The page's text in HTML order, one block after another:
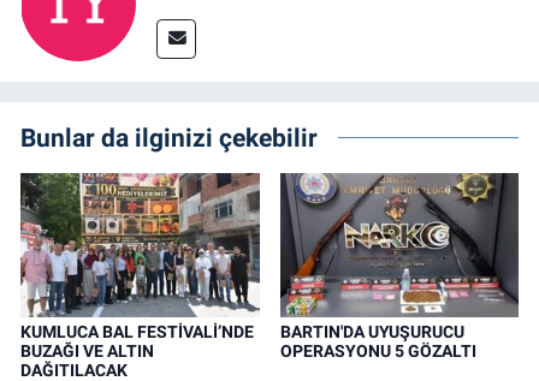
Bunlar da ilginizi çekebilir
KUMLUCA BAL FESTİVALİ’NDE
BUZAĞI VE ALTIN
DAĞITILACAK
BARTIN'DA UYUŞURUCU
OPERASYONU 5 GÖZALTI